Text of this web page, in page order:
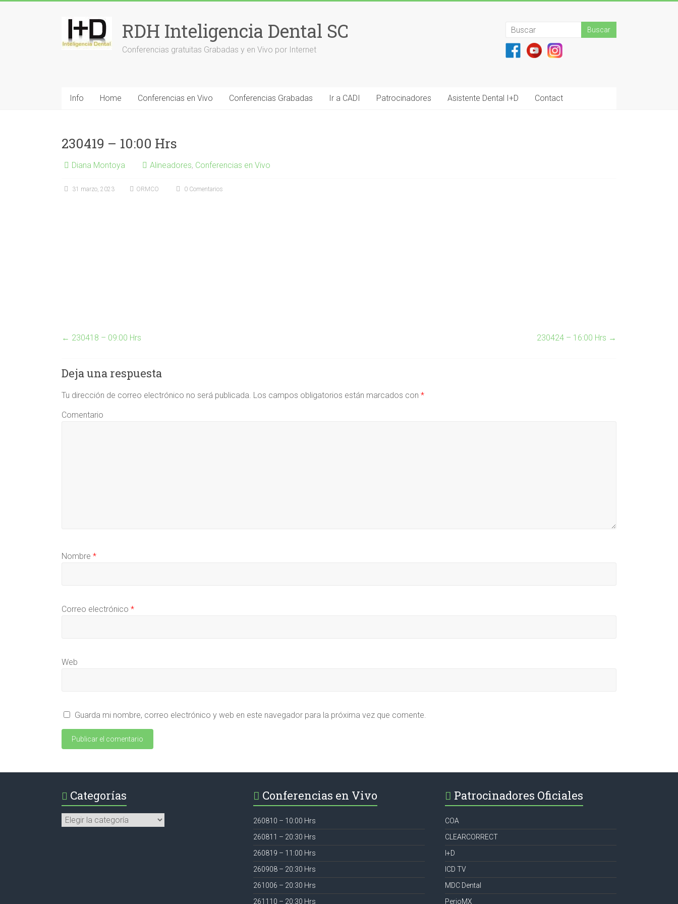
RDH Inteligencia Dental SC
Conferencias gratuitas Grabadas y en Vivo por Internet
Info Home Conferencias en Vivo Conferencias Grabadas Ir a CADI Patrocinadores Asistente Dental I+D Contact
230419 – 10:00 Hrs
Diana Montoya Alineadores, Conferencias en Vivo
31 marzo, 2023 ORMCO 0 Comentarios
← 230418 – 09:00 Hrs 230424 – 16:00 Hrs →
Deja una respuesta
Tu dirección de correo electrónico no será publicada. Los campos obligatorios están marcados con *
Comentario
Nombre *
Correo electrónico *
Web
Guarda mi nombre, correo electrónico y web en este navegador para la próxima vez que comente.
Categorías
Categorías
Conferencias en Vivo
260810 – 10:00 Hrs
260811 – 20:30 Hrs
260819 – 11:00 Hrs
260908 – 20:30 Hrs
261006 – 20:30 Hrs
261110 – 20:30 Hrs
Patrocinadores Oficiales
COA
CLEARCORRECT
I+D
ICD TV
MDC Dental
PerioMX